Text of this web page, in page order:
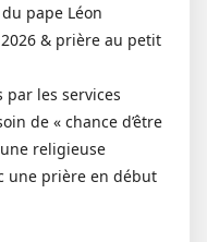
pape Léon
& prière au petit
par les services
de « chance d’être
religieuse
une prière en début